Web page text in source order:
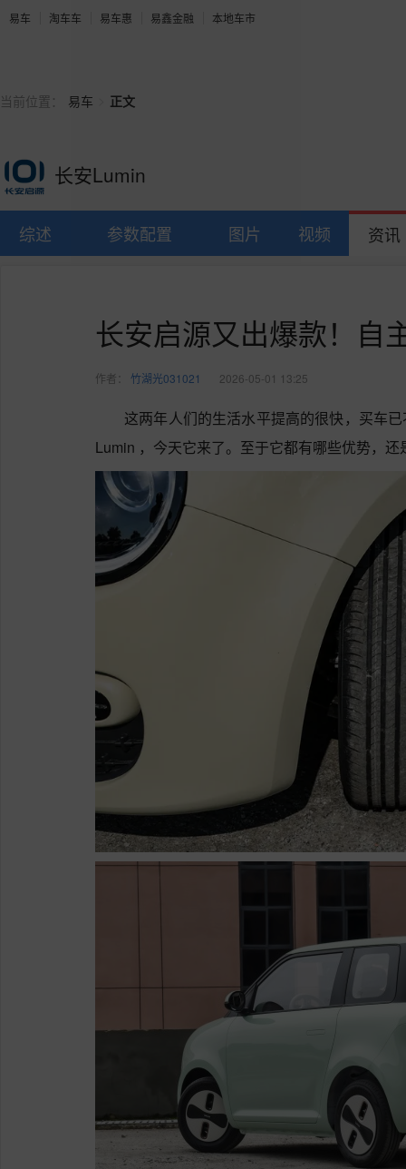
易车 淘车车 易车惠 易鑫金融 本地车市
当前位置： 易车 正文
长安Lumin
综述 参数配置 图片 视频 资讯
长安启源又出爆款！自
作者： 竹湖光031021 2026-05-01 13:25
这两年人们的生活水平提高的很快，买车
Lumin ，今天它来了。至于它都有哪些优势，